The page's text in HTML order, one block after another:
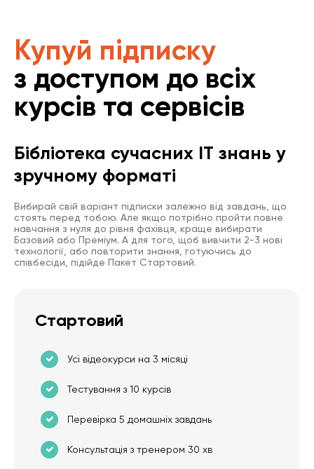
Купуй підписку
з доступом до всіх
курсів та сервісів
Бібліотека сучасних IT знань у
зручному форматі
Вибирай свій варіант підписки залежно від завдань, що
стоять перед тобою. Але якщо потрібно пройти повне
навчання з нуля до рівня фахівця, краще вибирати
Базовий або Преміум. А для того, щоб вивчити 2-3 нові
технології, або повторити знання, готуючись до
співбесіди, підійде Пакет Стартовий.
Стартовий
Усі відеокурси на 3 місяці
Тестування з 10 курсів
Перевірка 5 домашніх завдань
Консультація з тренером 30 хв